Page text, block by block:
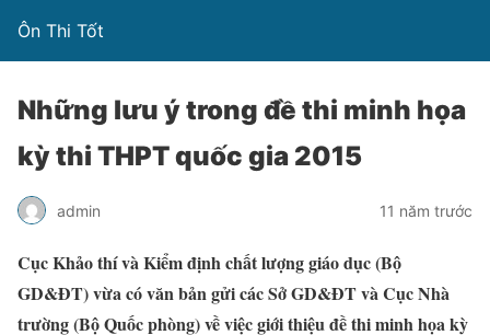
Ôn Thi Tốt
Những lưu ý trong đề thi minh họa
kỳ thi THPT quốc gia 2015
admin 11 năm trước
Cục Khảo thí và Kiểm định chất lượng giáo dục (Bộ
GD&ĐT) vừa có văn bản gửi các Sở GD&ĐT và Cục Nhà
trường (Bộ Quốc phòng) về việc giới thiệu đề thi minh họa kỳ